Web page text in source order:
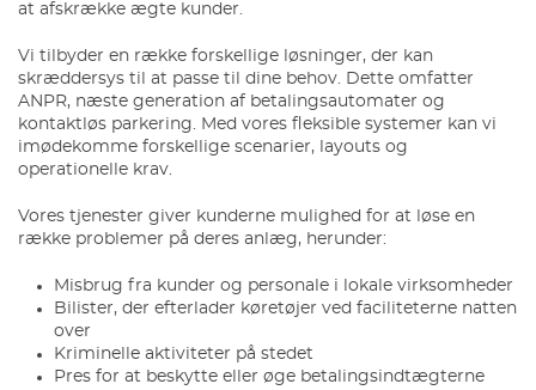
at afskrække ægte kunder.
Vi tilbyder en række forskellige løsninger, der kan
skræddersys til at passe til dine behov. Dette omfatter
ANPR, næste generation af betalingsautomater og
kontaktløs parkering. Med vores fleksible systemer kan vi
imødekomme forskellige scenarier, layouts og
operationelle krav.
Vores tjenester giver kunderne mulighed for at løse en
række problemer på deres anlæg, herunder:
Misbrug fra kunder og personale i lokale virksomheder
Bilister, der efterlader køretøjer ved faciliteterne natten
over
Kriminelle aktiviteter på stedet
Pres for at beskytte eller øge betalingsindtægterne